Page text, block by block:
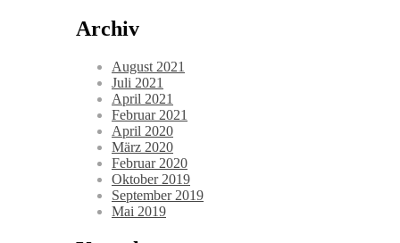
Archiv
August 2021
Juli 2021
April 2021
Februar 2021
April 2020
März 2020
Februar 2020
Oktober 2019
September 2019
Mai 2019